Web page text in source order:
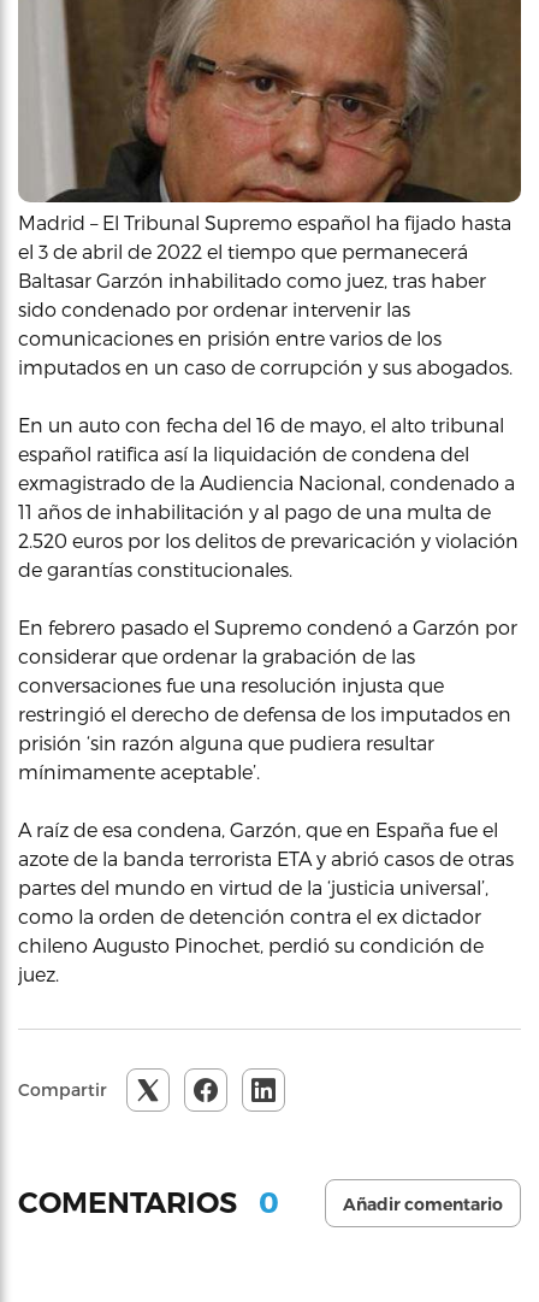
Madrid – El Tribunal Supremo español ha fijado hasta
el 3 de abril de 2022 el tiempo que permanecerá
Baltasar Garzón inhabilitado como juez, tras haber
sido condenado por ordenar intervenir las
comunicaciones en prisión entre varios de los
imputados en un caso de corrupción y sus abogados.
En un auto con fecha del 16 de mayo, el alto tribunal
español ratifica así la liquidación de condena del
exmagistrado de la Audiencia Nacional, condenado a
11 años de inhabilitación y al pago de una multa de
2.520 euros por los delitos de prevaricación y violación
de garantías constitucionales.
En febrero pasado el Supremo condenó a Garzón por
considerar que ordenar la grabación de las
conversaciones fue una resolución injusta que
restringió el derecho de defensa de los imputados en
prisión ‘sin razón alguna que pudiera resultar
mínimamente aceptable’.
A raíz de esa condena, Garzón, que en España fue el
azote de la banda terrorista ETA y abrió casos de otras
partes del mundo en virtud de la ‘justicia universal’,
como la orden de detención contra el ex dictador
chileno Augusto Pinochet, perdió su condición de
juez.
Compartir
COMENTARIOS 0 Añadir comentario